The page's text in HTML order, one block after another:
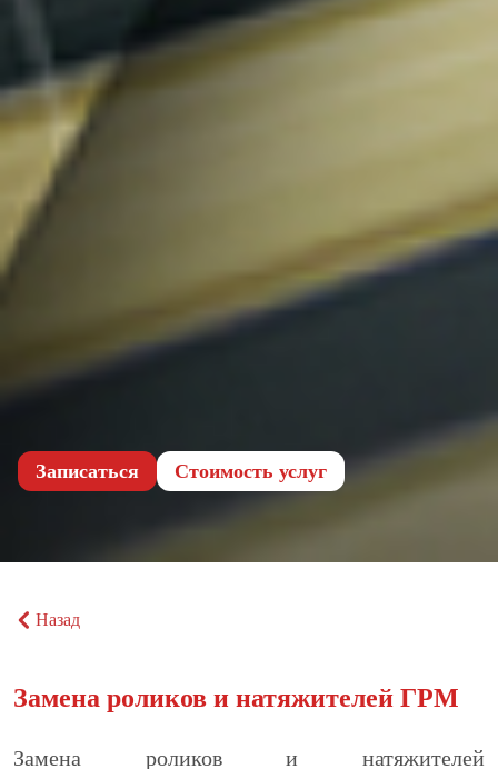
Записаться Cтоимость услуг
Назад
Замена роликов и натяжителей ГРМ
Замена роликов и натяжителей